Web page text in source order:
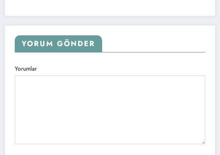
YORUM GÖNDER
Yorumlar